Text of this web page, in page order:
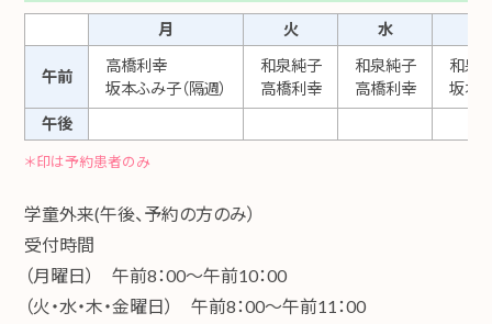
月 火 水
午前
高橋利幸
坂本ふみ子（隔週）
和泉純子
高橋利幸
和泉純子
高橋利幸
和泉
坂本
午後
＊印は予約患者のみ
学童外来(午後、予約の方のみ）
受付時間
（月曜日） 午前8：00～午前10：00
（火・水・木・金曜日） 午前8：00～午前11：00